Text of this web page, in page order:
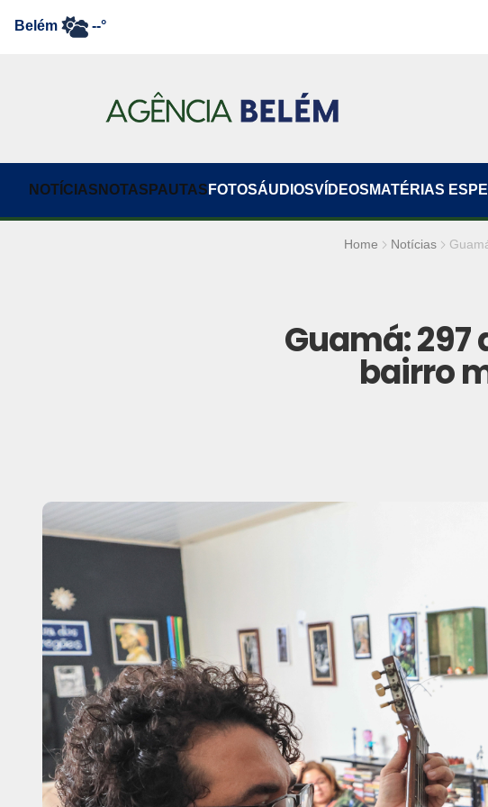
Belém --°
NOTÍCIAS NOTAS PAUTAS FOTOSÁUDIOSVÍDEOS MATÉRIAS
Home Notícias
Guamá:
bairro